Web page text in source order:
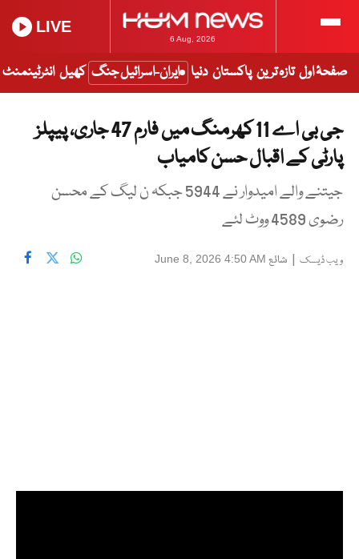
6 Aug, 2026
LIVE
صفحۂ اول تازہ ترین پاکستان دنیا ایران-اسرائیل جنگ کھیل انٹرٹینمنٹ
جی بی اے 11 کھرمنگ میں فارم 47 جاری، پیپلز
پارٹی کے اقبال حسن کامیاب
جیتنے والے امیدوار نے 5944 جبکہ ن لیگ کے محسن
رضوی 4589 ووٹ لئے
ویب ڈیسک | شائع June 8, 2026 4:50 AM